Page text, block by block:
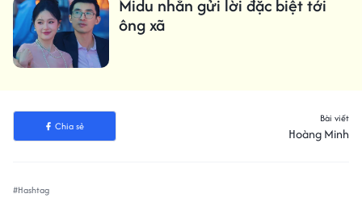
Midu nhắn gửi lời đặc biệt tới
ông xã
Chia sẻ
Bài viết
Hoàng Minh
#Hashtag